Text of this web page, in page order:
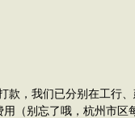
，我们已分别在工行、
（别忘了哦，杭州市区